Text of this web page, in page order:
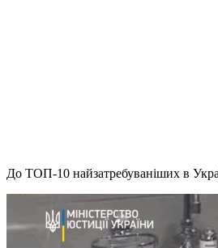
До ТОП-10 найзатребуваніших в